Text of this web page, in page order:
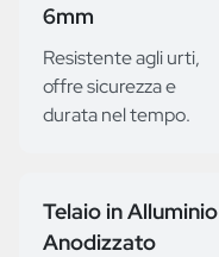
6mm
Resistente agli urti,
offre sicurezza e
durata nel tempo.
Telaio in Alluminio
Anodizzato